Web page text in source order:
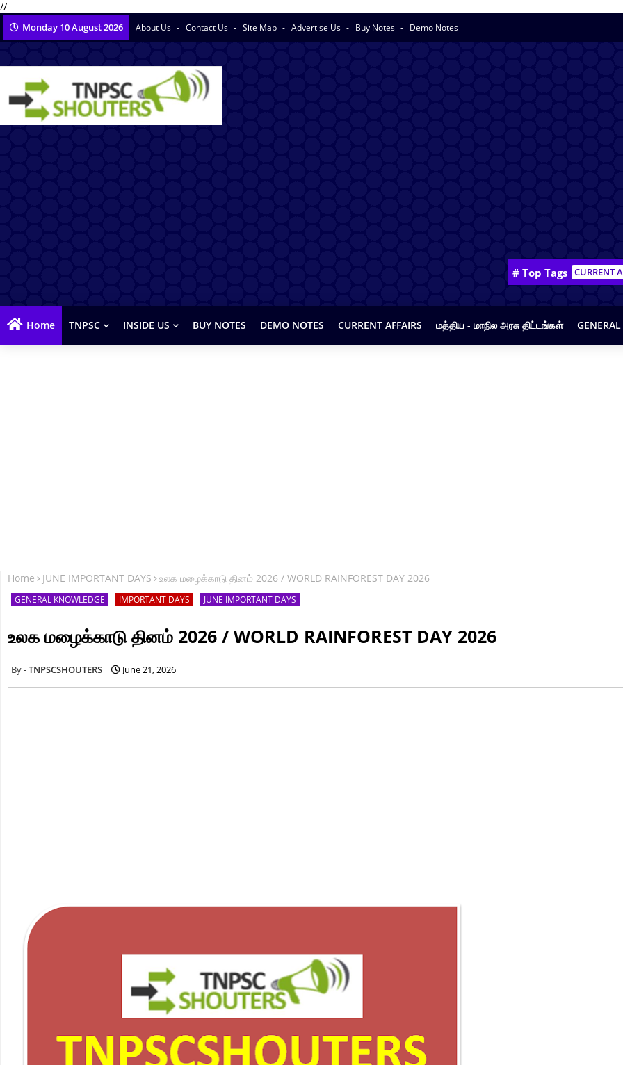
//
Monday 10 August 2026 About Us Contact Us Site Map Advertise Us Buy Notes Demo Notes
# Top Tags CURRENT
Home TNPSC INSIDE US BUY NOTES DEMO NOTES CURRENT AFFAIRS மத்திய - மாநில அரசு திட்டங்கள்
Home JUNE IMPORTANT DAYS உலக மழைக்காடு தினம் 2026 / WORLD RAINFOREST DAY 2026
GENERAL KNOWLEDGE IMPORTANT DAYS JUNE IMPORTANT DAYS
உலக மழைக்காடு தினம் 2026 / WORLD RAINFOREST DAY 2026
TNPSCSHOUTERS June 21, 2026